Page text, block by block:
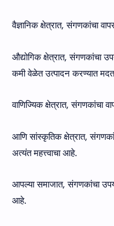
वैज्ञानिक क्षेत्रात, संगणकांचा
औद्योगिक क्षेत्रात, संगणकांचा
कमी वेळेत उत्पादन करण्यात
वाणिज्यिक क्षेत्रात, संगणकांचा
आणि सांस्कृतिक क्षेत्रात,
अत्यंत महत्त्वाचा आहे.
आपल्या समाजात, संगणकांचा
आहे.